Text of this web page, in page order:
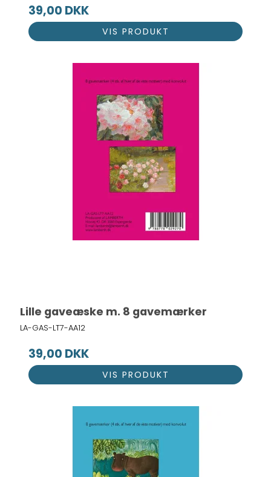
39,00 DKK
VIS PRODUKT
Lille gaveæske m. 8 gavemærker
LA-GAS-LT7-AA12
39,00 DKK
VIS PRODUKT